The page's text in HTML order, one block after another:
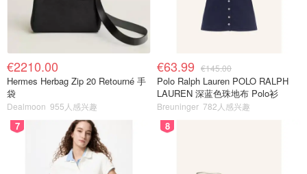
€2210.00
Hermes Herbag Zip 20 Retourné 手
袋
Dealmoon 955人感兴趣
€63.99 €145.00
Polo Ralph Lauren POLO RALPH
LAUREN 深蓝色珠地布 Polo衫
Breuninger 782人感兴趣
7 8